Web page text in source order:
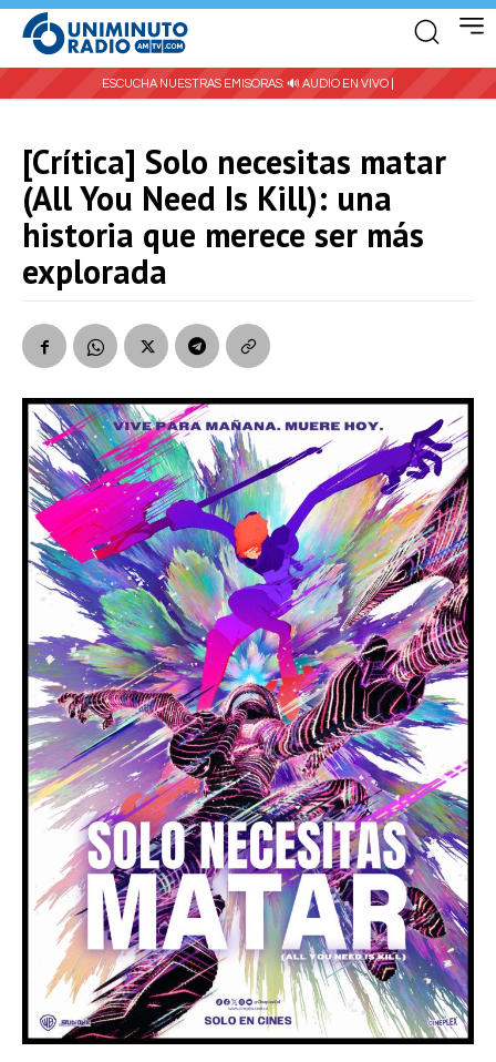
ESCUCHA NUESTRAS EMISORAS: 🔊 AUDIO EN VIVO |
[Crítica] Solo necesitas matar
(All You Need Is Kill): una
historia que merece ser más
explorada